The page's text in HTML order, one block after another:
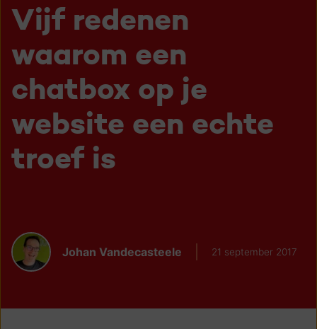
Vijf redenen
waarom een
chatbox op je
website een echte
troef is
Johan Vandecasteele 21 september 2017